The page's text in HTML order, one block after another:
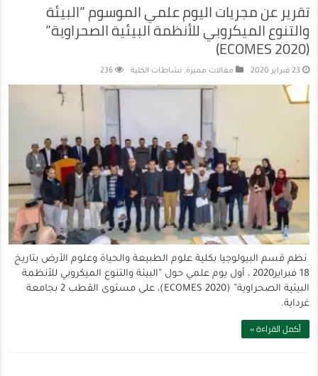
تقرير عن مجريات اليوم علمي الموسوم ”البيئة
والتنوع الميكروبي للأنظمة البيئية الصحراوية”
(ECOMES 2020)
23 فبراير 2020 مقالات مميزة, نشاطات الكلية 236
نظم قسم البيولوجيا بكلية علوم الطبيعة والحياة وعلوم الأرض بتاريخ
18 فبراير2020 ، أول يوم علمي حول ”البيئة والتنوع الميكروبي للأنظمة
البيئية الصحراوية” (ECOMES 2020)، على مستوى القطب 2 بجامعة
غرداية.
أكمل القراءة »